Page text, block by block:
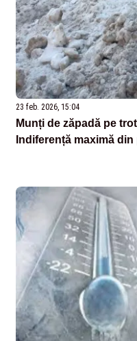
23 feb. 2026, 15:04
Munți de zăpadă pe
Indiferență maximă